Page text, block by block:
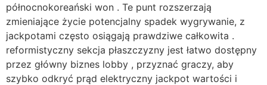
północnokoreański won . Te punt rozszerzają
zmieniające życie potencjalny spadek wygrywanie, z
jackpotami często osiągają prawdziwe całkowita .
reformistyczny sekcja płaszczyzny jest łatwo dostępny
przez główny biznes lobby , przyznać graczy, aby
szybko odkryć prąd elektryczny jackpot wartości i